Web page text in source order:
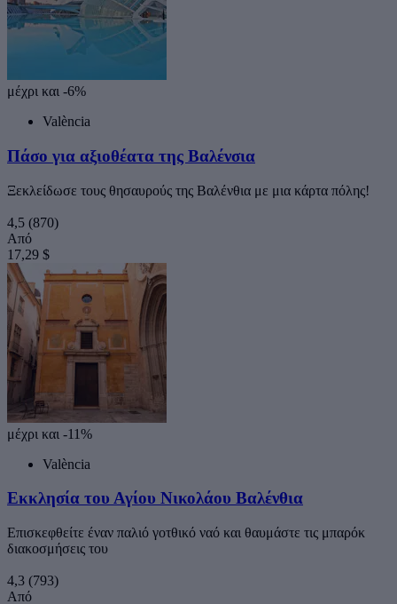
μέχρι και -6%
València
Πάσο για αξιοθέατα της Βαλένσια
Ξεκλείδωσε τους θησαυρούς της Βαλένθια με μια κάρτα πόλης!
4,5 (870)
Από
17,29 $
μέχρι και -11%
València
Εκκλησία του Αγίου Νικολάου Βαλένθια
Επισκεφθείτε έναν παλιό γοτθικό ναό και θαυμάστε τις μπαρόκ
διακοσμήσεις του
4,3 (793)
Από